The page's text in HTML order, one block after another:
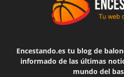
Encestando.es tu blog de
informado de las últimas
mundo del